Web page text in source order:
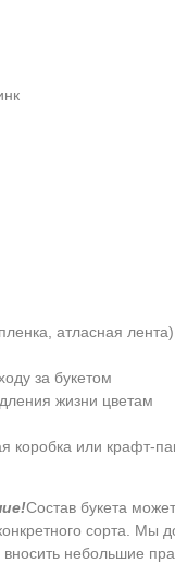
атласная лента)
за букетом
жизни цветам
коробка или крафт-
Состав букета
сорта.
небольшие